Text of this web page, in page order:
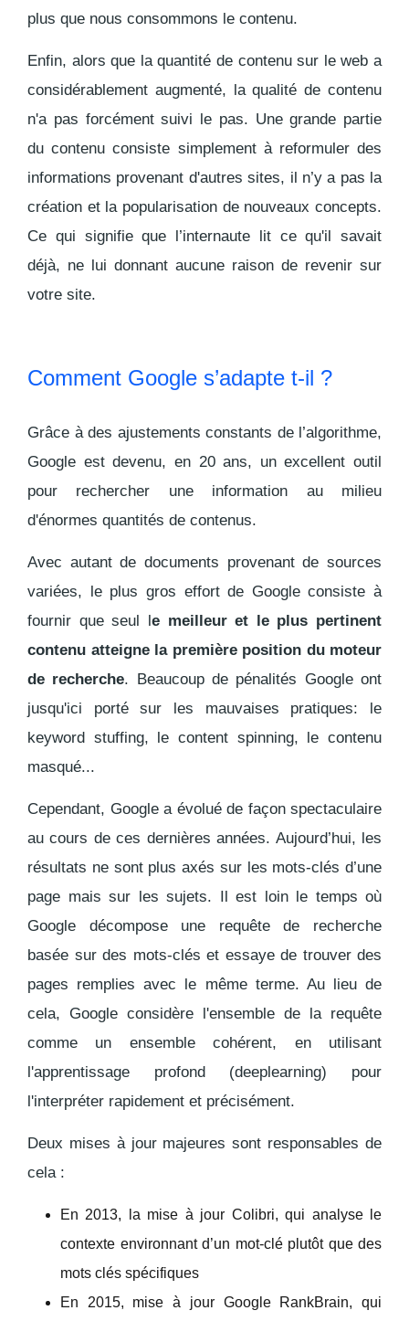
plus que nous consommons le contenu.
Enfin, alors que la quantité de contenu sur le web a
considérablement augmenté,
la qualité de contenu
n'a pas forcément suivi le pas. Une grande partie
du contenu consiste simplement à reformuler des
informations provenant d'autres sites, il n’y a pas la
création et la popularisation de nouveaux concepts.
Ce qui signifie que l’internaute lit ce qu'il savait
déjà, ne lui donnant aucune raison de revenir sur
votre site.
Comment Google s’adapte t-il ?
Grâce à des ajustements constants de l’algorithme,
Google est devenu, en 20 ans, un excellent outil
pour rechercher une information au milieu
d'énormes quantités de contenus.
Avec autant de documents provenant de sources
variées, le plus gros effort de Google consiste à
fournir que seul l e meilleur et le plus pertinent
contenu atteigne la première position du moteur
de recherche. Beaucoup de pénalités Google ont
jusqu'ici porté sur les mauvaises pratiques: le
keyword stuffing, le content spinning, le contenu
masqué...
Cependant, Google a évolué de façon spectaculaire
au cours de ces dernières années. Aujourd’hui, les
résultats ne sont plus axés sur les mots-clés d’une
page mais sur les sujets. Il est loin le temps où
Google décompose une requête de recherche
basée sur des mots-clés et essaye de trouver des
pages remplies avec le même terme. Au lieu de
cela, Google considère l'ensemble de la requête
comme un ensemble cohérent, en utilisant
l'apprentissage profond (deeplearning) pour
l'interpréter rapidement et précisément.
Deux mises à jour majeures sont responsables de
cela :
En 2013, la mise à jour Colibri, qui analyse le
contexte environnant d’un mot-clé plutôt que des
mots clés spécifiques
En 2015, mise à jour Google
RankBrain, qui